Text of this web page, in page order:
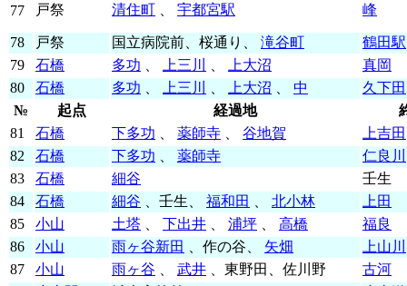
77 戸祭 清住町 宇都宮駅 峰
78 戸祭 国立病院前、桜通り、 滝谷町
鶴田駅
79
石橋 多功 上三川 上大沼
真岡
80
石橋 多功 上三川 上大沼 中
久下田
№
起点 経過地
81
石橋 下多功 薬師寺 谷地賀
上吉田
82
石橋 下多功 薬師寺
仁良川
83
石橋 細谷
壬生
84
石橋 細谷 、壬生、 福和田 北小林
上田
85
小山 土塔 下出井 浦坪 高橋
福良
86
小山 雨ヶ谷新田 、作の谷、 矢畑
上山川
87
小山 雨ヶ谷 武井 、東野田、佐川野
古河